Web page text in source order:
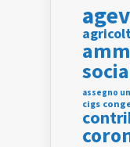
assegno
cigs